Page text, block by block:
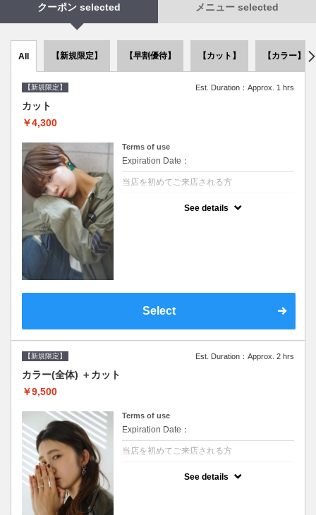
クーポン selected メニュー selected
All 【新規限定】 【早割優待】 【カット】 【カラー】
【新規限定】 Est. Duration：Approx. 1 hrs
カット
￥4,300
Terms of use
Expiration Date：
当店を初めてご来店される方
See details
Select
【新規限定】 Est. Duration：Approx. 2 hrs
カラー(全体) ＋カット
￥9,500
Terms of use
Expiration Date：
当店を初めてご来店される方
See details